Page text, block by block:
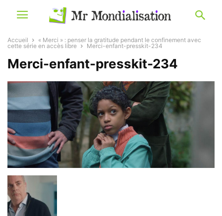
Accueil
« Merci » : penser la gratitude pendant le confinement avec
cette série en accès libre
Merci-enfant-presskit-234
Merci-enfant-presskit-234